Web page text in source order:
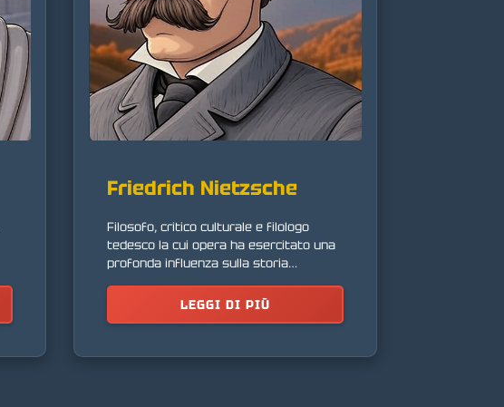
Friedrich Nietzsche
Filosofo, critico culturale e filologo
tedesco la cui opera ha esercitato una
profonda influenza sulla storia
LEGGI DI PIÙ